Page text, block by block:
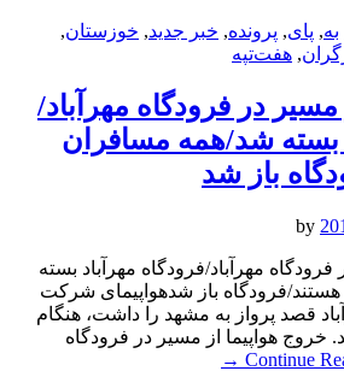
به, پای, پرونده, خبر جدید, خوزستان,
, هفت‌تپه
در فرودگاه مهرآباد/
بسته شد/همه مسافران
باز شد
مهرآباد/فرودگاه مهرآباد بسته
فرودگاه باز شدهواپیمای شرکت
قصد پرواز به مشهد را داشت، هنگام
خروج هواپیما از مسیر در فرودگاه
Continue
→